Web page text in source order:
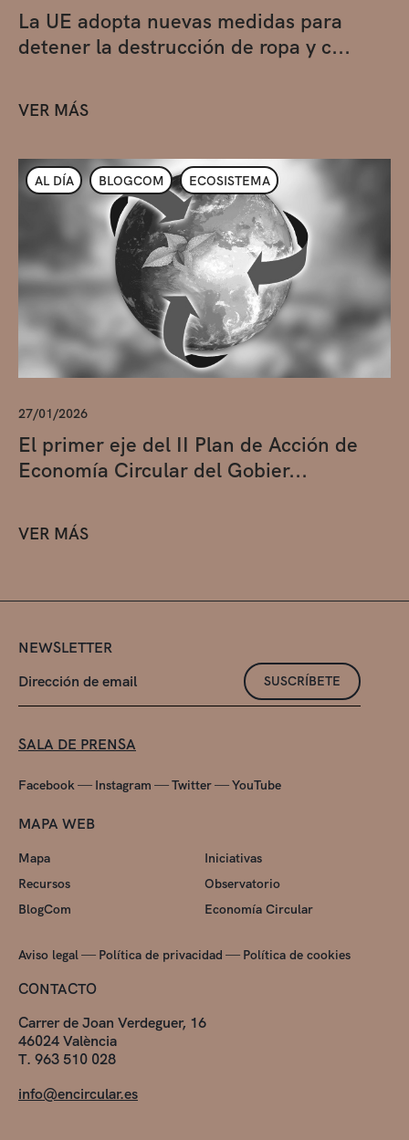
La UE adopta nuevas medidas para
detener la destrucción de ropa y c...
VER MÁS
AL DÍA BLOGCOM ECOSISTEMA
27/01/2026
El primer eje del II Plan de Acción de
Economía Circular del Gobier...
VER MÁS
NEWSLETTER
SUSCRÍBETE
SALA DE PRENSA
Facebook— Instagram —Twitter—YouTube
MAPA WEB
Mapa
Iniciativas
Recursos
Observatorio
BlogCom
Economía Circular
Aviso legal— Política de privacidad — Política de cookies
CONTACTO
Carrer de Joan Verdeguer, 16
46024 València
T. 963 510 028
info@encircular.es